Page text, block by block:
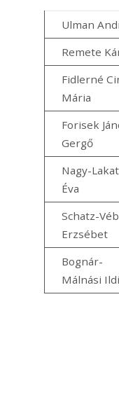
Ulman
Remete
Fidlerné
Mária
Forisek
Gergő
Nagy-
Éva
Schatz-
Erzsébet
Bognár-
Málnási